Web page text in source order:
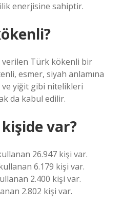
enerjisine sahiptir.
verilen Türk kökenli bir
esmer, siyah anlamına
ve yiğit gibi nitelikleri
da kabul edilir.
kişide var?
26.947 kişi var.
6.179 kişi var.
2.400 kişi var.
2.802 kişi var.